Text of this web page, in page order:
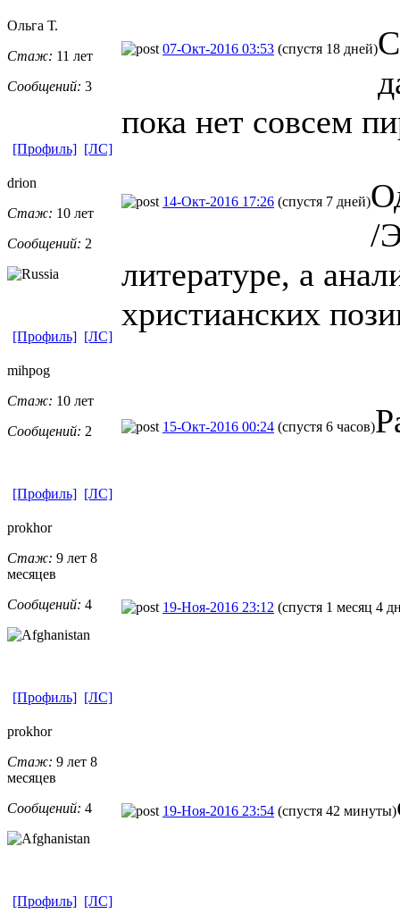
Ольга Т.
Стаж: 11 лет
Сообщений: 3
07-Окт-2016 03:53 (спустя 18 дней)
пока нет совсем
[Профиль] [ЛС]
drion
Стаж: 10 лет
Сообщений: 2
14-Окт-2016 17:26 (спустя 7 дней)
/
литературе, а
христианских
[Профиль] [ЛС]
mihpog
Стаж: 10 лет
Сообщений: 2 15-Окт-2016 00:24 (спустя 6 часов)
[Профиль] [ЛС]
prokhor
Стаж: 9 лет 8
месяцев
Сообщений: 4 19-Ноя-2016 23:12 (спустя 1 месяц 4
[Профиль] [ЛС]
prokhor
Стаж: 9 лет 8
месяцев
Сообщений: 4 19-Ноя-2016 23:54 (спустя 42 минуты)
[Профиль] [ЛС]